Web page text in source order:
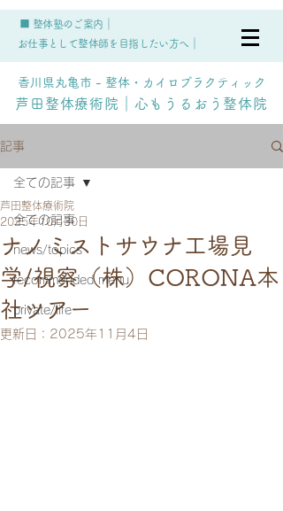
■ 整体塾のご案内｜
お仕事として整体師を目指したい方へ｜
香川県丸亀市 - 整体・カイロプラクティック
芦田整体療術院｜心もうるおう整体院
記事
全ての記事
news/topics
recommended menu
private/life
全ての記事
ナノミストサウナ工場見
学/視察（株）CORONA本
社ツアー
芦田整体療術院
2025年10月30日
更新日： 2025年11月4日